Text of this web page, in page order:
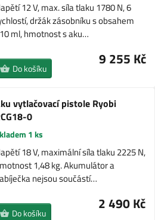
12 V, max. síla tlaku 1780 N, 6
držák zásobníku s obsahem
ml, hmotnost s aku…
9 255 Kč
Do košíku
vytlačovací pistole Ryobi
0
1 ks
18 V, maximální síla tlaku 2225 N,
1,48 kg. Akumulátor a
nejsou součástí…
2 490 Kč
Do košíku